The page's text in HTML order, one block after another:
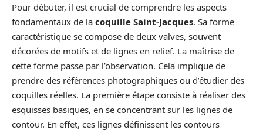
Pour débuter, il est crucial de comprendre les aspects
fondamentaux de la coquille Saint-Jacques. Sa forme
caractéristique se compose de deux valves, souvent
décorées de motifs et de lignes en relief. La maîtrise de
cette forme passe par l’observation. Cela implique de
prendre des références photographiques ou d’étudier des
coquilles réelles. La première étape consiste à réaliser des
esquisses basiques, en se concentrant sur les lignes de
contour. En effet, ces lignes définissent les contours